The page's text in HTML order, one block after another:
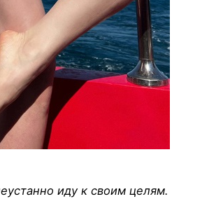
иду к своим целям.